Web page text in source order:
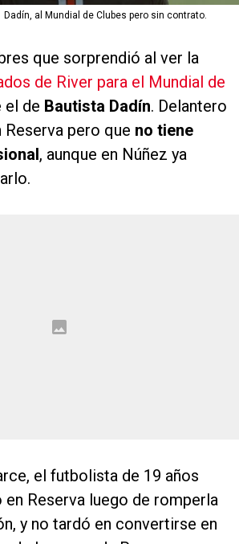
Dadín, al Mundial de Clubes pero sin contrato.
que sorprendió al ver la
de River para el Mundial de
el de Bautista Dadín. Delantero
pero que no tiene
, aunque en Núñez ya
el futbolista de 19 años
en Reserva luego de romperla
y no tardó en convertirse en